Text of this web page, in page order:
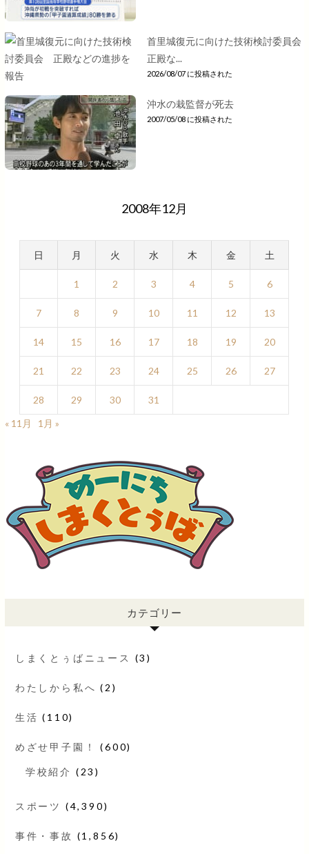
首里城復元に向けた技術検討委員会
正殿な...
2026/08/07 に投稿された
沖水の栽監督が死去
2007/05/08 に投稿された
2008年12月
日 月 火 水 木 金 土
1 2 3 4 5 6
7 8 9 10 11 12 13
14 15 16 17 18 19 20
21 22 23 24 25 26 27
28 29 30
31
« 11月
1月 »
カテゴリー
しまくとぅばニュース (3)
わたしから私へ (2)
生活 (110)
めざせ甲子園！ (600)
学校紹介 (23)
スポーツ (4,390)
事件・事故 (1,856)